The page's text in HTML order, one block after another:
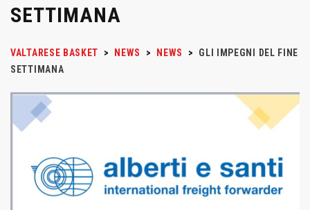
SETTIMANA
VALTARESE BASKET > NEWS > NEWS >
GLI IMPEGNI DEL FINE
SETTIMANA